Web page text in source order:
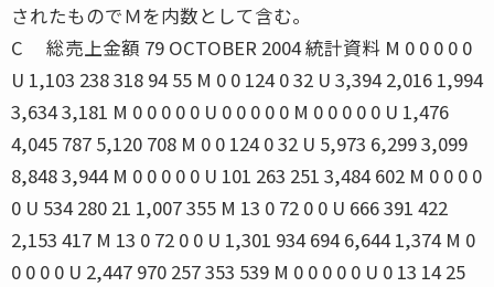
されたものでＭを内数として含む。
C 総売上金額 79 OCTOBER 2004 統計資料 M 0 0 0 0 0
U 1,103 238 318 94 55 M 0 0 124 0 32 U 3,394 2,016 1,994
3,634 3,181 M 0 0 0 0 0 U 0 0 0 0 0 M 0 0 0 0 0 U 1,476
4,045 787 5,120 708 M 0 0 124 0 32 U 5,973 6,299 3,099
8,848 3,944 M 0 0 0 0 0 U 101 263 251 3,484 602 M 0 0 0 0
0 U 534 280 21 1,007 355 M 13 0 72 0 0 U 666 391 422
2,153 417 M 13 0 72 0 0 U 1,301 934 694 6,644 1,374 M 0
0 0 0 0 U 2,447 970 257 353 539 M 0 0 0 0 0 U 0 13 14 25